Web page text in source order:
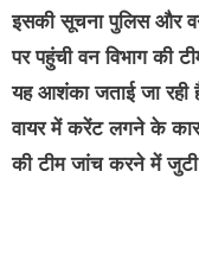
इसकी सूचना पुलिस और
पर पहुंची वन विभाग की
यह आशंका जताई जा रही
वायर में करेंट लगने के
की टीम जांच करने में